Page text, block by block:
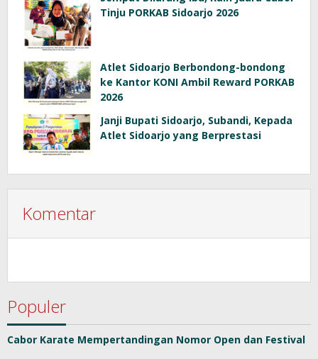
Tinju PORKAB Sidoarjo 2026
Atlet Sidoarjo Berbondong-bondong
ke Kantor KONI Ambil Reward PORKAB
2026
Janji Bupati Sidoarjo, Subandi, Kepada
Atlet Sidoarjo yang Berprestasi
Komentar
Populer
Cabor Karate Mempertandingan Nomor Open dan Festival